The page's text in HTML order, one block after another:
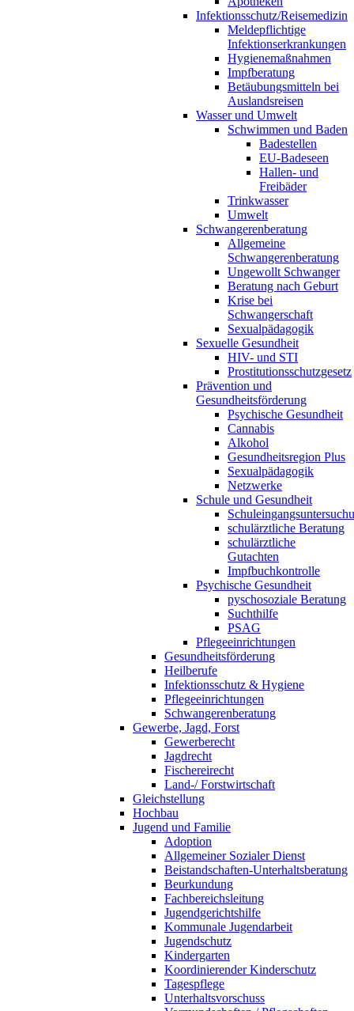
Infektionsschutz/Reisemedizin
Meldepflichtige
Infektionserkrankungen
Hygienemaßnahmen
Impfberatung
Betäubungsmitteln bei
Auslandsreisen
Wasser und Umwelt
Schwimmen und Baden
Badestellen
EU-Badeseen
Hallen- und
Freibäder
Trinkwasser
Umwelt
Schwangerenberatung
Allgemeine
Schwangerenberatung
Ungewollt Schwanger
Beratung nach Geburt
Krise bei
Schwangerschaft
Sexualpädagogik
Sexuelle Gesundheit
HIV- und STI
Prostitutionsschutzgesetz
Prävention und
Gesundheitsförderung
Psychische Gesundheit
Cannabis
Alkohol
Gesundheitsregion Plus
Sexualpädagogik
Netzwerke
Schule und Gesundheit
schulärztliche Beratung
schulärztliche
Gutachten
Impfbuchkontrolle
Psychische Gesundheit
pyschosoziale Beratung
Suchthilfe
PSAG
Pflegeeinrichtungen
Gesundheitsförderung
Heilberufe
Infektionsschutz & Hygiene
Pflegeeinrichtungen
Schwangerenberatung
Gewerbe, Jagd, Forst
Gewerberecht
Jagdrecht
Fischereirecht
Land-/ Forstwirtschaft
Gleichstellung
Hochbau
Jugend und Familie
Adoption
Allgemeiner Sozialer Dienst
Beistandschaften-Unterhaltsberatung
Beurkundung
Fachbereichsleitung
Jugendgerichtshilfe
Kommunale Jugendarbeit
Jugendschutz
Kindergarten
Koordinierender Kinderschutz
Tagespflege
Unterhaltsvorschuss